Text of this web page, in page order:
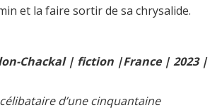
et la faire sortir de sa chrysalide.
Chackal | fiction |France | 2023 |
d’une cinquantaine